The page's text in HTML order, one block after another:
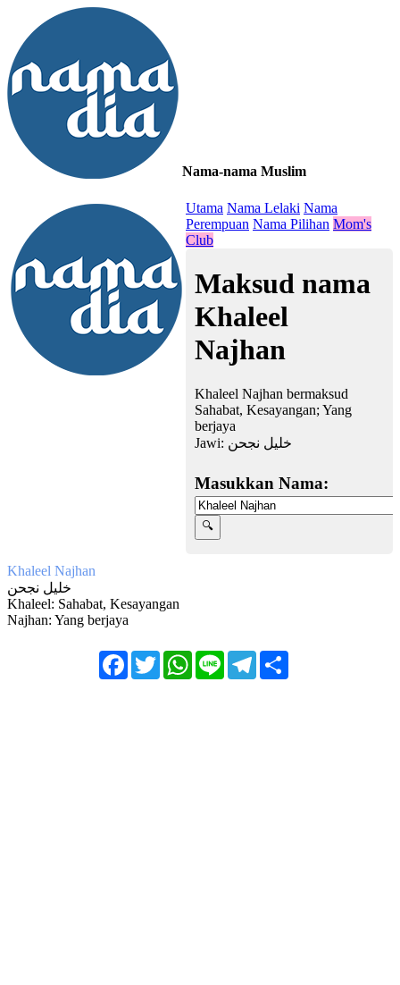
Nama-nama Muslim
Utama Nama Lelaki Nama
Perempuan Nama Pilihan Mom's
Club
Maksud nama
Khaleel
Najhan
Khaleel Najhan bermaksud
Sahabat, Kesayangan; Yang
berjaya
Jawi: خليل نجحن
Masukkan Nama:
Khaleel Najhan
خليل نجحن
Khaleel: Sahabat, Kesayangan
Najhan: Yang berjaya
FacebookTwitterWhatsApp
Line Telegram